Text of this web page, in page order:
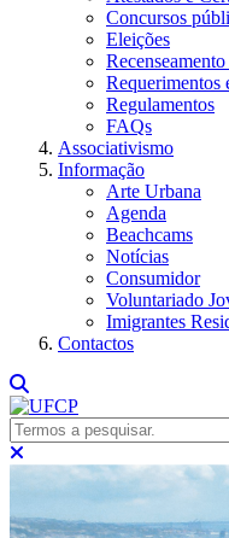
Concursos
Eleições
Requerimentos
Regulamentos
FAQs
Associativismo
Informação
Arte Urbana
Agenda
Beachcams
Notícias
Consumidor
Voluntariado
Imigrantes
Contactos